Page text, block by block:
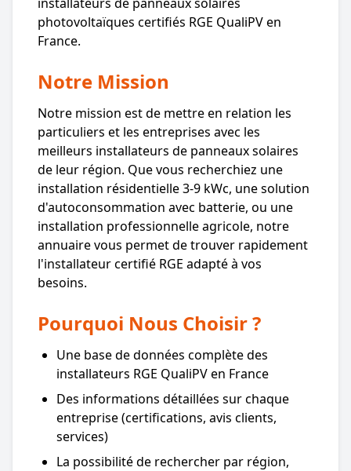
photovoltaïques certifiés RGE QualiPV en
France.
Notre Mission
Notre mission est de mettre en relation les
particuliers et les entreprises avec les
meilleurs installateurs de panneaux solaires
de leur région. Que vous recherchiez une
installation résidentielle 3-9 kWc, une solution
d'autoconsommation avec batterie, ou une
installation professionnelle agricole, notre
annuaire vous permet de trouver rapidement
l'installateur certifié RGE adapté à vos
besoins.
Pourquoi Nous Choisir ?
Une base de données complète des
installateurs RGE QualiPV en France
Des informations détaillées sur chaque
entreprise (certifications, avis clients,
services)
La possibilité de rechercher par région,